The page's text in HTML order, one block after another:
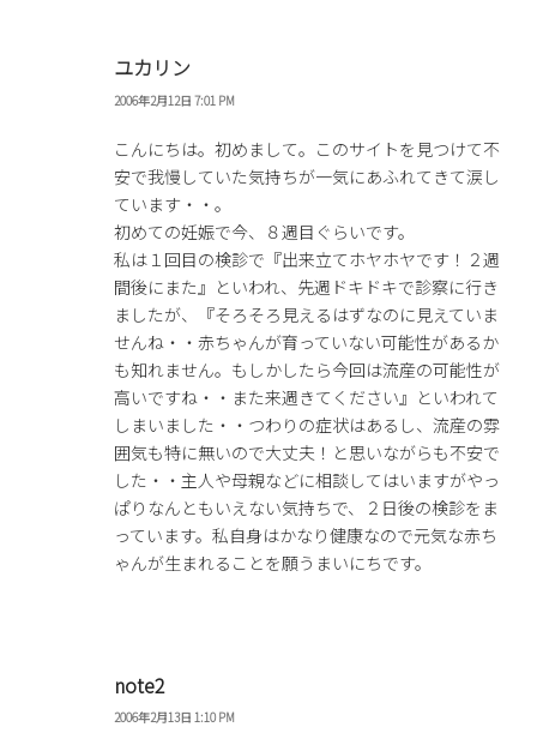
ユカリン
2006年2月12日 7:01 PM
こんにちは。初めまして。このサイトを見つけて不
安で我慢していた気持ちが一気にあふれてきて涙し
ています・・。
初めての妊娠で今、８週目ぐらいです。
私は１回目の検診で『出来立てホヤホヤです！２週
間後にまた』といわれ、先週ドキドキで診察に行き
ましたが、『そろそろ見えるはずなのに見えていま
せんね・・赤ちゃんが育っていない可能性があるか
も知れません。もしかしたら今回は流産の可能性が
高いですね・・また来週きてください』といわれて
しまいました・・つわりの症状はあるし、流産の雰
囲気も特に無いので大丈夫！と思いながらも不安で
した・・主人や母親などに相談してはいますがやっ
ぱりなんともいえない気持ちで、２日後の検診をま
っています。私自身はかなり健康なので元気な赤ち
ゃんが生まれることを願うまいにちです。
note2
2006年2月13日 1:10 PM